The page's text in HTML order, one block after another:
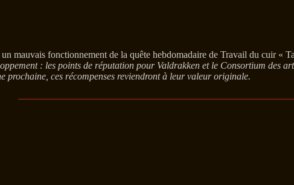
mauvais fonctionnement de la quête hebdomadaire de Travail du cuir «
: les points de réputation pour Valdrakken et le Consortium des
prochaine, ces récompenses reviendront à leur valeur originale.